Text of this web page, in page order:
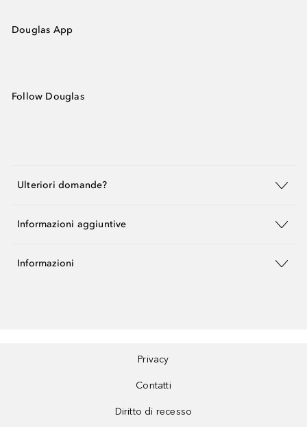
Douglas App
Follow Douglas
Ulteriori domande?
Informazioni aggiuntive
Informazioni
Privacy
Contatti
Diritto di recesso